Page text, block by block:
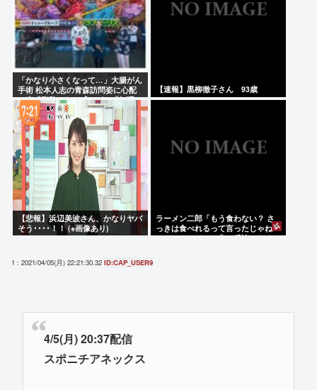
「かなり小さくなって…」大腸がん
手術 松本人志の青森訪問姿に心配
の声「脂肪のない感じが」「無理せ
ずに」
【速報】黒柳徹子さん 93歳
【悲報】浜辺美波さん、かなりヤバ
そう････！！ (※画像あり)
ラーメン二郎「もう食わない？ さ
っきは食べれるって言ったじゃねー
か！」（ヽ´ん`）「」 反論できる？
1 : 2021/04/05(月) 22:21:30.32 ID:CAP_USER9
4/5(月) 20:37配信
スポニチアネックス